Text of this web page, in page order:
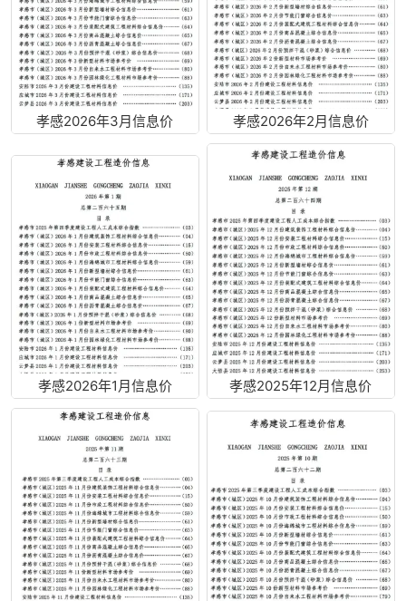
孝感2026年3月信息价 孝感2026年2月信息价
孝感2026年1月信息价 孝感2025年12月信息价